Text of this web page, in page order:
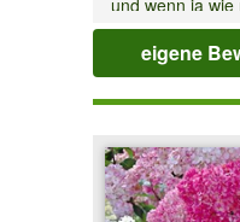
und wenn ja
Antwort von
Die Pflanzen
eigene